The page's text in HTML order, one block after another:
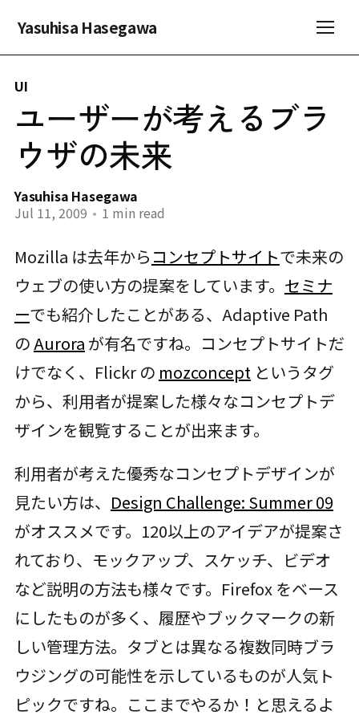
Yasuhisa Hasegawa
UI
ユーザーが考えるブラ
ウザの未来
Yasuhisa Hasegawa
Jul 11, 2009 • 1 min read
Mozilla は去年から コンセプトサイトで未来の
ウェブの使い方の提案をしています。 セミナ
ーでも紹介したことがある、Adaptive Path
の Aurora が有名ですね。コンセプトサイトだ
けでなく、Flickr の mozconcept というタグ
から、利用者が提案した様々なコンセプトデ
ザインを観覧することが出来ます。
利用者が考えた優秀なコンセプトデザインが
見たい方は、 Design Challenge: Summer 09
がオススメです。120以上のアイデアが提案さ
れており、モックアップ、スケッチ、ビデオ
など説明の方法も様々です。Firefox をベース
にしたものが多く、履歴やブックマークの新
しい管理方法。タブとは異なる複数同時ブラ
ウジングの可能性を示しているものが人気ト
ピックですね。ここまでやるか！と思えるよ